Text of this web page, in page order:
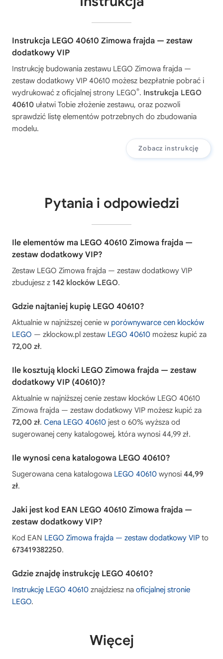
Instrukcja LEGO 40610 Zimowa frajda — zestaw
dodatkowy VIP
Instrukcję budowania zestawu LEGO Zimowa frajda —
zestaw dodatkowy VIP 40610 możesz bezpłatnie pobrać i
wydrukować z oficjalnej strony LEGO®. Instrukcja LEGO
40610 ułatwi Tobie złożenie zestawu, oraz pozwoli
sprawdzić listę elementów potrzebnych do zbudowania
modelu.
Zobacz instrukcję
Pytania i odpowiedzi
Ile elementów ma LEGO 40610 Zimowa frajda —
zestaw dodatkowy VIP?
Zestaw LEGO Zimowa frajda — zestaw dodatkowy VIP
zbudujesz z 142 klocków LEGO.
Gdzie najtaniej kupię LEGO 40610?
Aktualnie w najniższej cenie w porównywarce cen klocków
LEGO — zklockow.pl zestaw LEGO 40610 możesz kupić za
72,00 zł.
Ile kosztują klocki LEGO Zimowa frajda — zestaw
dodatkowy VIP (40610)?
Aktualnie w najniższej cenie zestaw klocków LEGO 40610
Zimowa frajda — zestaw dodatkowy VIP możesz kupić za
72,00 zł. Cena LEGO 40610 jest o 60% wyższa od
sugerowanej ceny katalogowej, która wynosi 44,99 zł.
Ile wynosi cena katalogowa LEGO 40610?
Sugerowana cena katalogowa LEGO 40610 wynosi 44,99
zł.
Jaki jest kod EAN LEGO 40610 Zimowa frajda —
zestaw dodatkowy VIP?
Kod EAN LEGO Zimowa frajda — zestaw dodatkowy VIP to
673419382250.
Gdzie znajdę instrukcję LEGO 40610?
Instrukcję LEGO 40610 znajdziesz na oficjalnej stronie
LEGO.
Więcej